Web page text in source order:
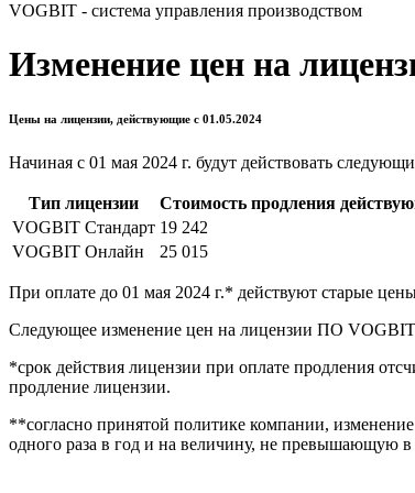
VOGBIT - система управления производством
Изменение цен на
Цены на лицензии, действующие с 01.05.2024
Начиная с 01 мая 2024 г. будут действовать
Тип лицензии Стоимость продления
VOGBIT Стандарт 19 242
VOGBIT Онлайн
25 015
При оплате до 01 мая 2024 г.* действуют старые
Следующее изменение цен на лицензии ПО
*срок действия лицензии при оплате продления
продление лицензии.
**согласно принятой политике компании,
одного раза в год и на величину, не превышающую